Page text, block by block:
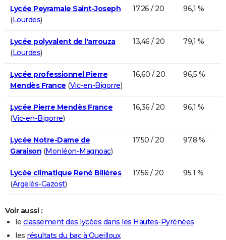
Lycée Peyramale Saint-Joseph
(Lourdes)
17,26 / 20 96,1 %
Lycée polyvalent de l'arrouza
(Lourdes)
13,46 / 20 79,1 %
Lycée professionnel Pierre
Mendès France (Vic-en-Bigorre)
16,60 / 20 96,5 %
Lycée Pierre Mendès France
(Vic-en-Bigorre)
16,36 / 20 96,1 %
Lycée Notre-Dame de
Garaison (Monléon-Magnoac)
17,50 / 20 97,8 %
Lycée climatique René Billères
(Argelès-Gazost)
17,56 / 20 95,1 %
Voir aussi :
le classement des lycées dans les Hautes-Pyrénées
les résultats du bac à Oueilloux